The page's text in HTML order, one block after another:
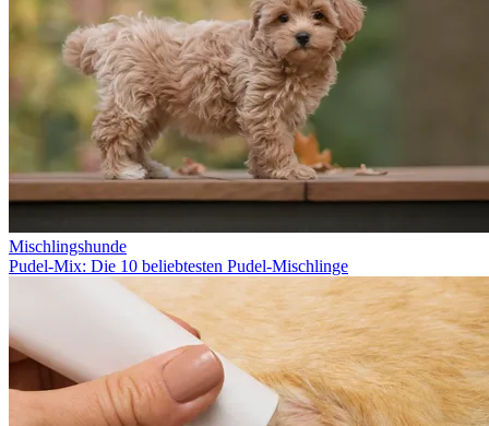
Mischlingshunde
Pudel-Mix: Die 10 beliebtesten Pudel-Mischlinge